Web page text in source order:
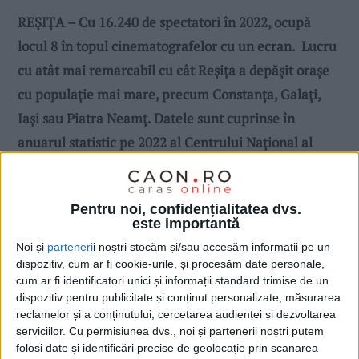
Pentru noi, confidențialitatea dvs.
este importantă
Noi și partenerii noștri stocăm și/sau accesăm informații pe un
dispozitiv, cum ar fi cookie-urile, și procesăm date personale,
cum ar fi identificatori unici și informații standard trimise de un
dispozitiv pentru publicitate și conținut personalizate, măsurarea
reclamelor și a conținutului, cercetarea audienței și dezvoltarea
serviciilor. Cu permisiunea dvs., noi și partenerii noștri putem
folosi date și identificări precise de geolocație prin scanarea
REŞIŢA – Cu 16.240 de spectatori în 2022, ocupă
locul 8 în topul cinematografelor cu un ecran. Lucru
cu atât mai remarcabil cu cât Reşiţa a depăşit oraşe
cu populaţie mai mare, precum Constanţa, Galaţi,
Iaşi sau Piatra Neamţ. Datele sunt cuprinse în
anuarul statistic pe 2022 al Centrului Naţional al